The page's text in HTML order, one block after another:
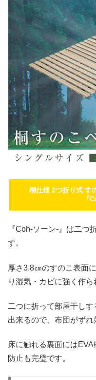
桐仕様 2つ折り式 す
『
『Coh-ソーン-』は二つ
す。
厚さ3.8㎝のすのこ表面
り湿気・カビに強く作ら
二つに折って部屋干し
出来るので、布団がずれ
床に触れる裏面には
防止も完璧です。